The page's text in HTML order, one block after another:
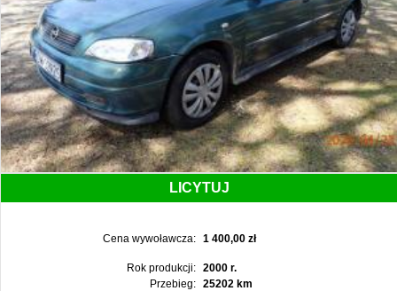
LICYTUJ
Cena wywoławcza: 1 400,00 zł
Rok produkcji:
2000 r.
Przebieg:
25202 km